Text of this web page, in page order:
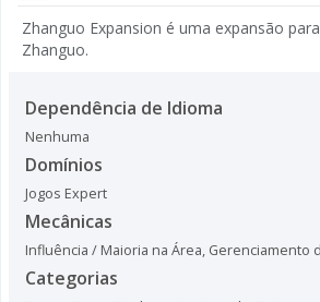
Zhanguo Expansion é uma expansão
Zhanguo.
Dependência de Idioma
Nenhuma
Domínios
Jogos Expert
Mecânicas
Influência / Maioria na Área, Gerenciamento
Categorias